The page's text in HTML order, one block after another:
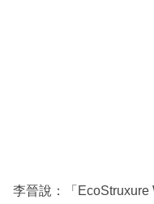
李晉說：「EcoStruxure